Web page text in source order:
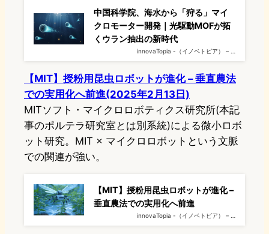
中国科学院、海水から「狩る」マイ
クロモーター開発｜光駆動MOFが拓
くウラン抽出の新時代
innovaTopia -（イノベトピア） – …
【MIT】授粉用昆虫ロボットが進化 – 垂直農法
での実用化へ前進(2025年2月13日)
MITソフト・マイクロロボティクス研究所(本記
事のポルテラ研究室とは別系統)による微小ロボ
ット研究。MIT × マイクロロボットという文脈
での関連が強い。
【MIT】授粉用昆虫ロボットが進化 –
垂直農法での実用化へ前進
innovaTopia -（イノベトピア） – …